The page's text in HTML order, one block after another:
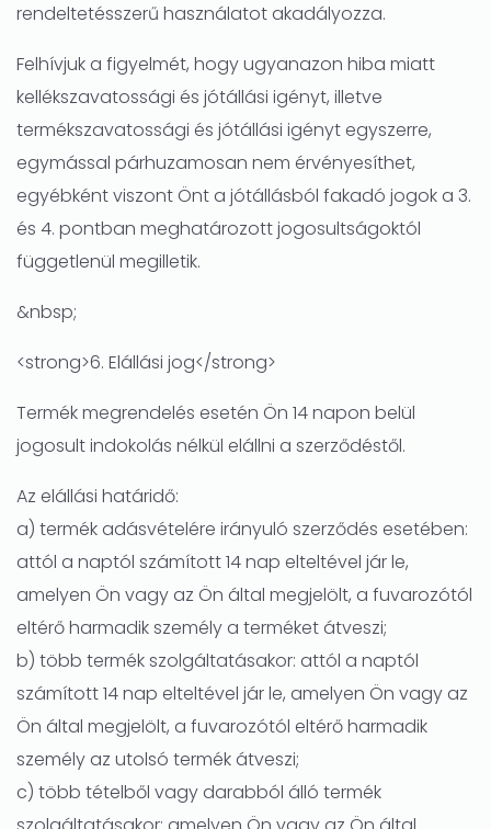
rendeltetésszerű használatot akadályozza.
Felhívjuk a figyelmét, hogy ugyanazon hiba miatt
kellékszavatossági és jótállási igényt, illetve
termékszavatossági és jótállási igényt egyszerre,
egymással párhuzamosan nem érvényesíthet,
egyébként viszont Önt a jótállásból fakadó jogok a 3.
és 4. pontban meghatározott jogosultságoktól
függetlenül megilletik.
&nbsp;
<strong>6. Elállási jog</strong>
Termék megrendelés esetén Ön 14 napon belül
jogosult indokolás nélkül elállni a szerződéstől.
Az elállási határidő:
a) termék adásvételére irányuló szerződés esetében:
attól a naptól számított 14 nap elteltével jár le,
amelyen Ön vagy az Ön által megjelölt, a fuvarozótól
eltérő harmadik személy a terméket átveszi;
b) több termék szolgáltatásakor: attól a naptól
számított 14 nap elteltével jár le, amelyen Ön vagy az
Ön által megjelölt, a fuvarozótól eltérő harmadik
személy az utolsó termék átveszi;
c) több tételből vagy darabból álló termék